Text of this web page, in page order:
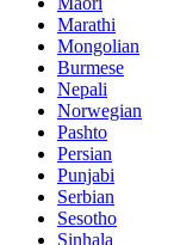
Marathi
Mongolian
Burmese
Nepali
Norwegian
Pashto
Persian
Punjabi
Serbian
Sesotho
Sinhala